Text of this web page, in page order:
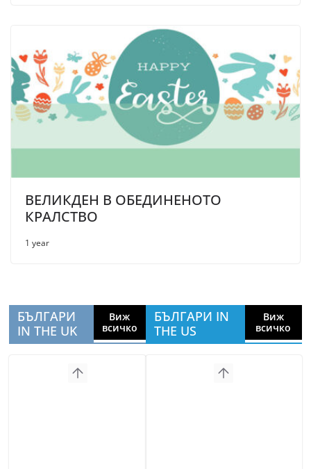
ВЕЛИКДЕН В ОБЕДИНЕНОТО
КРАЛСТВО
1 year
БЪЛГАРИ
IN THE UK
Виж
всичко
БЪЛГАРИ IN
THE US
Виж
всичко